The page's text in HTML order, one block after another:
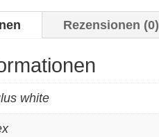
Rezensionen (0)
white